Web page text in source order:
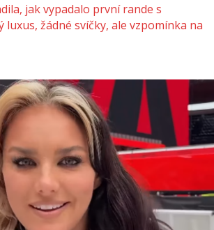
jak vypadalo první rande s
luxus, žádné svíčky, ale vzpomínka na